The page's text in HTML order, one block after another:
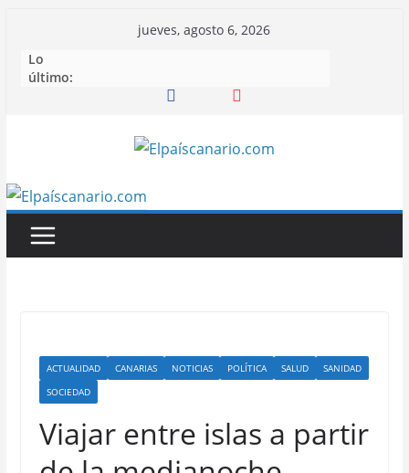
contenido
jueves, agosto 6, 2026
Lo
último:
ACTUALIDAD CANARIAS NOTICIAS POLÍTICA SALUD
SANIDAD
SOCIEDAD
Viajar entre islas a partir